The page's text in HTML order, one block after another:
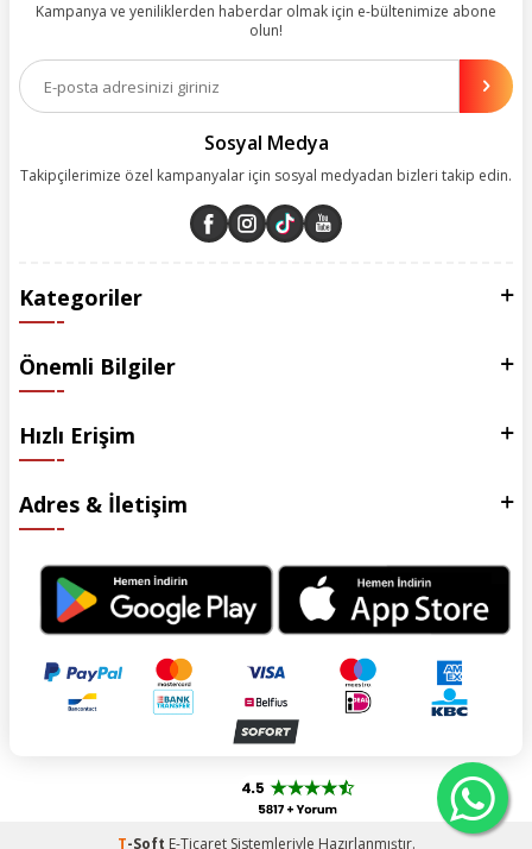
olanakları sunuyoruz. Çalışmalarımızı müşterilerimizin memnuniyetini
esas alarak yürütüyoruz.
Kampanya ve yeniliklerden haberdar olmak için e-bültenimize abone
olun!
Sosyal Medya
Takipçilerimize özel kampanyalar için sosyal medyadan bizleri takip edin.
Kategoriler
Önemli Bilgiler
Hızlı Erişim
Adres & İletişim
T-Soft E-TicaretSistemleriyle Hazırlanmıştır.